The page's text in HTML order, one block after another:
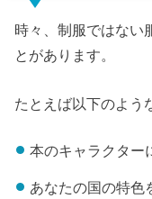
時々、制服ではない
とがあります。
たとえば以下のよう
本のキャラクター
あなたの国の特色